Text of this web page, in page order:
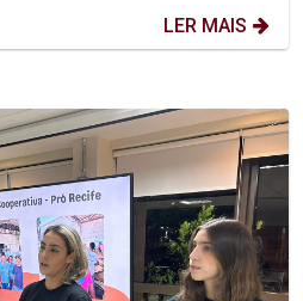
LER MAIS